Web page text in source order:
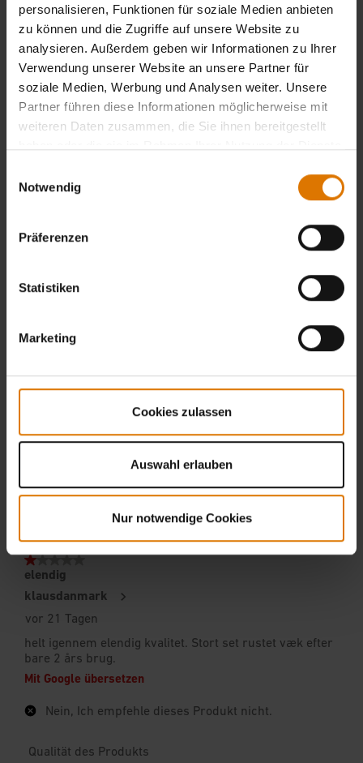
personalisieren, Funktionen für soziale Medien anbieten
zu können und die Zugriffe auf unsere Website zu
analysieren. Außerdem geben wir Informationen zu Ihrer
Verwendung unserer Website an unsere Partner für
soziale Medien, Werbung und Analysen weiter. Unsere
Partner führen diese Informationen möglicherweise mit
weiteren Daten zusammen, die Sie ihnen bereitgestellt
Notwendig
Präferenzen
Statistiken
Marketing
Cookies zulassen
Auswahl erlauben
Nur notwendige Cookies